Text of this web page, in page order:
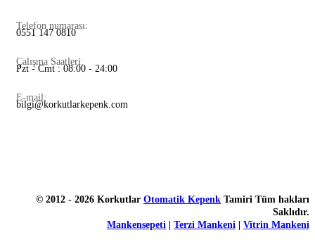
Telefon numarası:
0551 147 0810
Çalışma Saatleri:
Pzt - Cmt : 08:00 - 24:00
E-mail:
bilgi@korkutlarkepenk.com
© 2012 - 2026 Korkutlar Otomatik Kepenk Tamiri Tüm hakları
Saklıdır.
Mankensepeti
Terzi Mankeni Vitrin Mankeni